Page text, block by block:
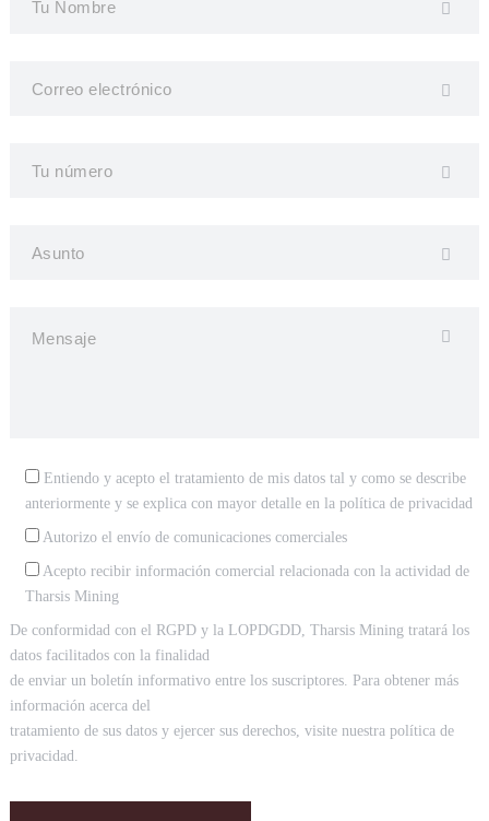
Entiendo y acepto el tratamiento de mis datos tal y como se describe
anteriormente y se explica con mayor detalle en la política de privacidad
Autorizo el envío de comunicaciones comerciales
Acepto recibir información comercial relacionada con la actividad de
Tharsis Mining
De conformidad con el RGPD y la LOPDGDD, Tharsis Mining tratará los
datos facilitados con la finalidad
de enviar un boletín informativo entre los suscriptores. Para obtener más
información acerca del
tratamiento de sus datos y ejercer sus derechos, visite nuestra política de
privacidad.